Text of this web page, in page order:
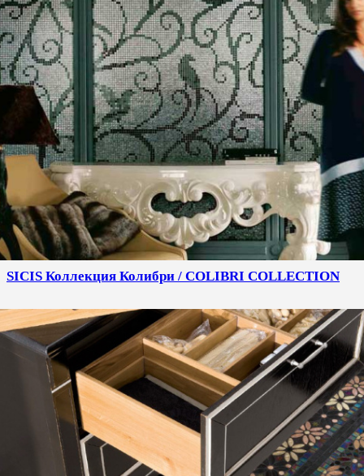
SICIS Коллекция Колибри / COLIBRI COLLECTION